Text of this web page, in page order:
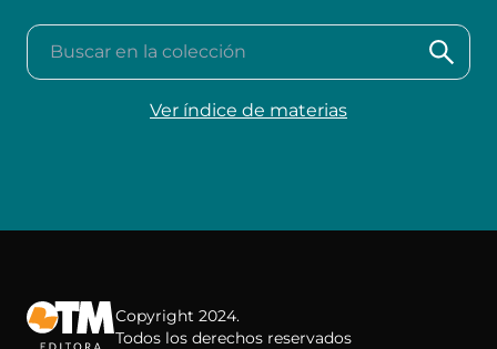
Buscar en la colección
Ver índice de materias
Copyright 2024.
Todos los derechos reservados